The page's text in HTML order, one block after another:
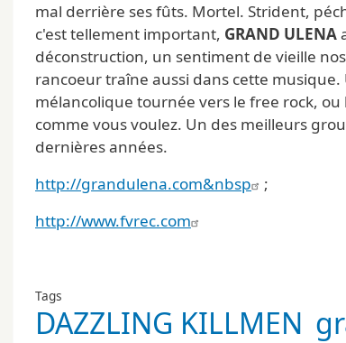
mal derrière ses fûts. Mortel. Strident,
c'est tellement important, GRAND ULENA
déconstruction, un sentiment de vieille
rancoeur traîne aussi dans cette
mélancolique tournée vers le free rock, ou
comme vous voulez. Un des meilleurs
dernières années.
http://grandulena.com&nbsp
;
http://www.fvrec.com
Tags
DAZZLING KILLMEN